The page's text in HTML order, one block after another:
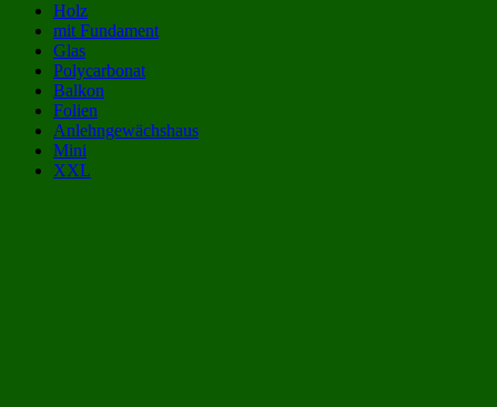
Holz
mit Fundament
Glas
Polycarbonat
Balkon
Folien
Anlehngewächshaus
Mini
XXL